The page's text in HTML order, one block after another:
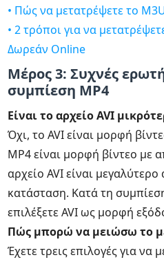
• Πώς να μετατρέψετε το
• 2 τρόποι για να
Δωρεάν Online
Μέρος 3: Συχνές
συμπίεση MP4
Είναι το αρχείο AVI
Όχι, το AVI είναι μορφή
MP4 είναι μορφή βίντεο με
αρχείο AVI είναι
κατάσταση. Κατά τη
επιλέξετε AVI ως μορφή
Πώς μπορώ να μειώσω το
Έχετε τρεις επιλογές για να